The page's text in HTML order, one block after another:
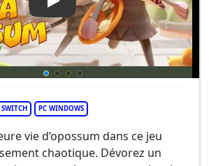
Play Video: PIZZA POSSUM
PC WINDOWS
vie d’opossum dans ce jeu
chaotique. Dévorez un